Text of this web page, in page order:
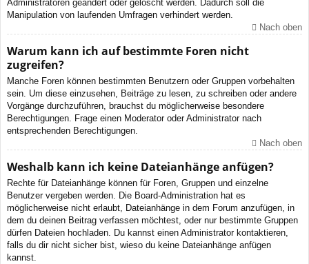
Administratoren geändert oder gelöscht werden. Dadurch soll die
Manipulation von laufenden Umfragen verhindert werden.
Nach oben
Warum kann ich auf bestimmte Foren nicht
zugreifen?
Manche Foren können bestimmten Benutzern oder Gruppen vorbehalten
sein. Um diese einzusehen, Beiträge zu lesen, zu schreiben oder andere
Vorgänge durchzuführen, brauchst du möglicherweise besondere
Berechtigungen. Frage einen Moderator oder Administrator nach
entsprechenden Berechtigungen.
Nach oben
Weshalb kann ich keine Dateianhänge anfügen?
Rechte für Dateianhänge können für Foren, Gruppen und einzelne
Benutzer vergeben werden. Die Board-Administration hat es
möglicherweise nicht erlaubt, Dateianhänge in dem Forum anzufügen, in
dem du deinen Beitrag verfassen möchtest, oder nur bestimmte Gruppen
dürfen Dateien hochladen. Du kannst einen Administrator kontaktieren,
falls du dir nicht sicher bist, wieso du keine Dateianhänge anfügen
kannst.